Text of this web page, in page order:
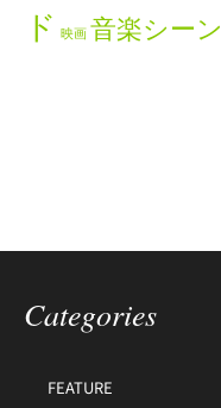
ド 映画 音楽シーン
Categories
FEATURE